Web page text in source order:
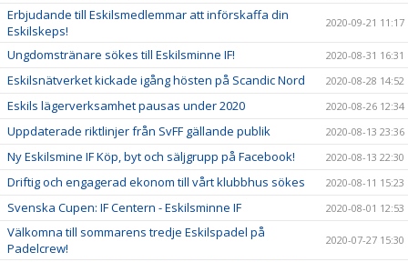
Erbjudande till Eskilsmedlemmar att införskaffa din
Eskilskeps!
2020-09-21 11:17
Ungdomstränare sökes till Eskilsminne IF! 2020-08-31 16:31
Eskilsnätverket kickade igång hösten på Scandic Nord 2020-08-28 14:52
Eskils lägerverksamhet pausas under 2020 2020-08-26 12:34
Uppdaterade riktlinjer från SvFF gällande publik 2020-08-13 23:36
Ny Eskilsmine IF Köp, byt och säljgrupp på Facebook! 2020-08-13 22:30
Driftig och engagerad ekonom till vårt klubbhus sökes 2020-08-11 15:23
Svenska Cupen: IF Centern - Eskilsminne IF 2020-08-01 12:53
Välkomna till sommarens tredje Eskilspadel på
Padelcrew!
2020-07-27 15:30